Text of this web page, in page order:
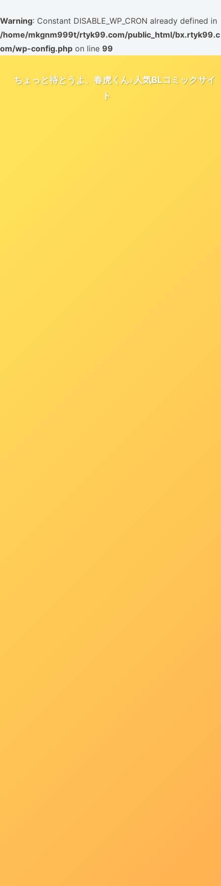
Warning: Constant DISABLE_WP_CRON already defined in
/home/mkgnm999t/rtyk99.com/public_html/bx.rtyk99.c
om/wp-config.php on line 99
ちょっと待とうよ、春虎くん♪人気BLコミックサイ
ト